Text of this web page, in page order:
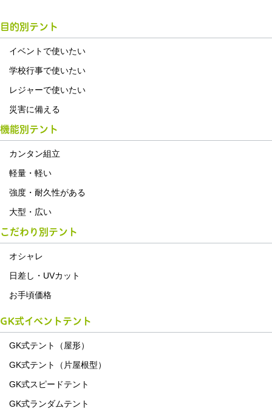
目的別テント
イベントで使いたい
学校行事で使いたい
レジャーで使いたい
災害に備える
機能別テント
カンタン組立
軽量・軽い
強度・耐久性がある
大型・広い
こだわり別テント
オシャレ
日差し・UVカット
お手頃価格
GK式イベントテント
GK式テント（屋形）
GK式テント（片屋根型）
GK式スピードテント
GK式ランダムテント